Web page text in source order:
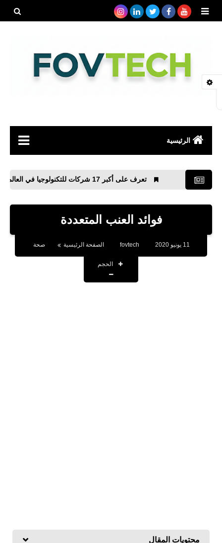
الرئيسية
رياضة
مواقع
اخبار
العاب
تعرف على أكبر 17 شركات للتكنولوجيا في العالم
فوائد العنب المتعددة
fovtech الصفحة الرئيسية صحة
الحجم
محتويات المقال